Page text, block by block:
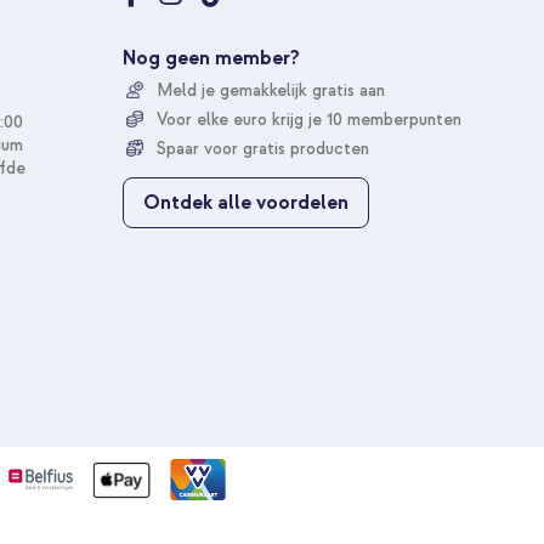
e
u
p
o
n
e
Nog geen member?
Meld je gemakkelijk gratis aan
Voor elke euro krijg je 10 memberpunten
Spaar voor gratis producten
Ontdek alle voordelen